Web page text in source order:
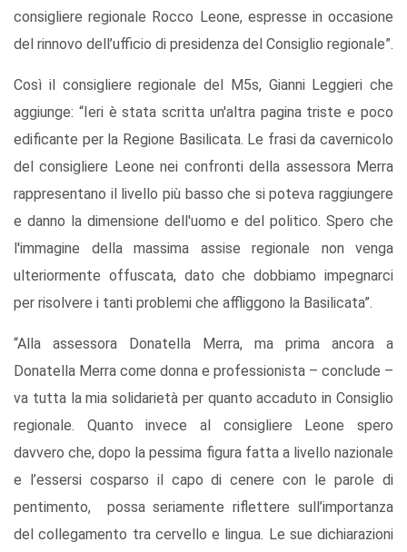
consigliere regionale Rocco Leone, espresse in occasione
del rinnovo dell’ufficio di presidenza del Consiglio regionale”.
Così il consigliere regionale del M5s, Gianni Leggieri che
aggiunge: “Ieri è stata scritta un'altra pagina triste e poco
edificante per la Regione Basilicata. Le frasi da cavernicolo
del consigliere Leone nei confronti della assessora Merra
rappresentano il livello più basso che si poteva raggiungere
e danno la dimensione dell'uomo e del politico. Spero che
l'immagine della massima assise regionale non venga
ulteriormente offuscata, dato che dobbiamo impegnarci
per risolvere i tanti problemi che affliggono la Basilicata”.
“Alla assessora Donatella Merra, ma prima ancora a
Donatella Merra come donna e professionista – conclude –
va tutta la mia solidarietà per quanto accaduto in Consiglio
regionale. Quanto invece al consigliere Leone spero
davvero che, dopo la pessima figura fatta a livello nazionale
e l’essersi cosparso il capo di cenere con le parole di
pentimento, possa seriamente riflettere sull’importanza
del collegamento tra cervello e lingua. Le sue dichiarazioni